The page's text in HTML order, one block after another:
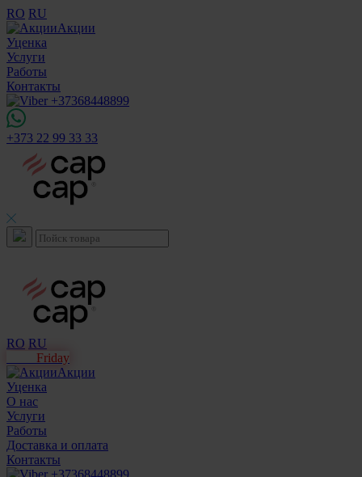
RO RU
Акции
Уценка
Услуги
Работы
Контакты
+373 22 99 33 33
RO RU
Friday
Акции
Уценка
О нас
Услуги
Работы
Доставка и оплата
Контакты